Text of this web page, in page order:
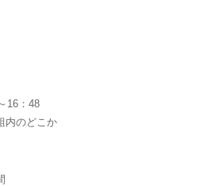
16：48
内のどこか